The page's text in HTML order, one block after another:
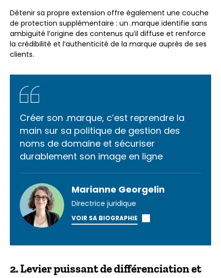
Détenir sa propre extension offre également une couche
de protection supplémentaire : un .marque identifie sans
ambiguïté l’origine des contenus qu’il diffuse et renforce
la crédibilité et l’authenticité de la marque auprès de ses
clients.
Créer son .marque, c’est reprendre la
main sur sa politique de gestion des
noms de domaine et sécuriser
durablement son image en ligne
Marianne Georgelin
Directrice juridique
VOIR SA BIOGRAPHIE
2. Levier puissant de différenciation et